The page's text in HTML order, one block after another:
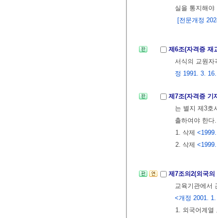
실을 통지해야
[전문개정
제6조(자격증 재
서식의 교원자
정 1991. 3.
제7조(자격증 기
는 별지 제3호
출하여야 한
1. 삭제
2. 삭제
제7조의2(외국
교육기관에서
<개정 2001.
1. 외국어계열